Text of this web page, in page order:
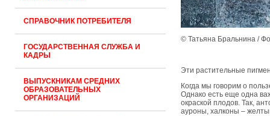
СПРАВОЧНИК ПОТРЕБИТЕЛЯ
ГОСУДАРСТВЕННАЯ СЛУЖБА И
КАДРЫ
ВЫПУСКНИКАМ СРЕДНИХ
ОБРАЗОВАТЕЛЬНЫХ
ОРГАНИЗАЦИЙ
© Татьяна Бральнина /
Эти растительные
Когда мы говорим о
Однако есть еще одна
окраской плодов. Так,
ауроны, халконы –